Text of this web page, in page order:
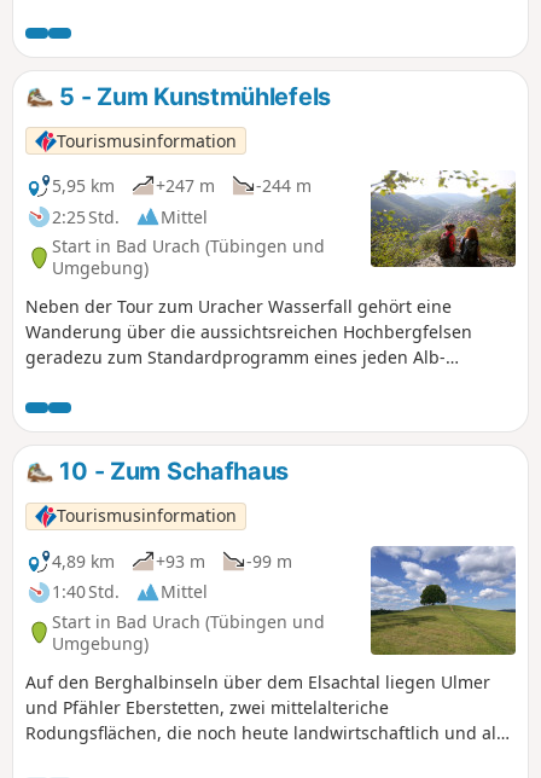
5 - Zum Kunstmühlefels
Tourismusinformation
5,95 km
+247 m
-244 m
2:25 Std.
Mittel
Start in Bad Urach (Tübingen und
Umgebung)
Neben der Tour zum Uracher Wasserfall gehört eine
Wanderung über die aussichtsreichen Hochbergfelsen
geradezu zum Standardprogramm eines jeden Alb-
10 - Zum Schafhaus
Tourismusinformation
4,89 km
+93 m
-99 m
1:40 Std.
Mittel
Start in Bad Urach (Tübingen und
Umgebung)
Auf den Berghalbinseln über dem Elsachtal liegen Ulmer
und Pfähler Eberstetten, zwei mittelalteriche
Rodungsflächen, die noch heute landwirtschaftlich und als